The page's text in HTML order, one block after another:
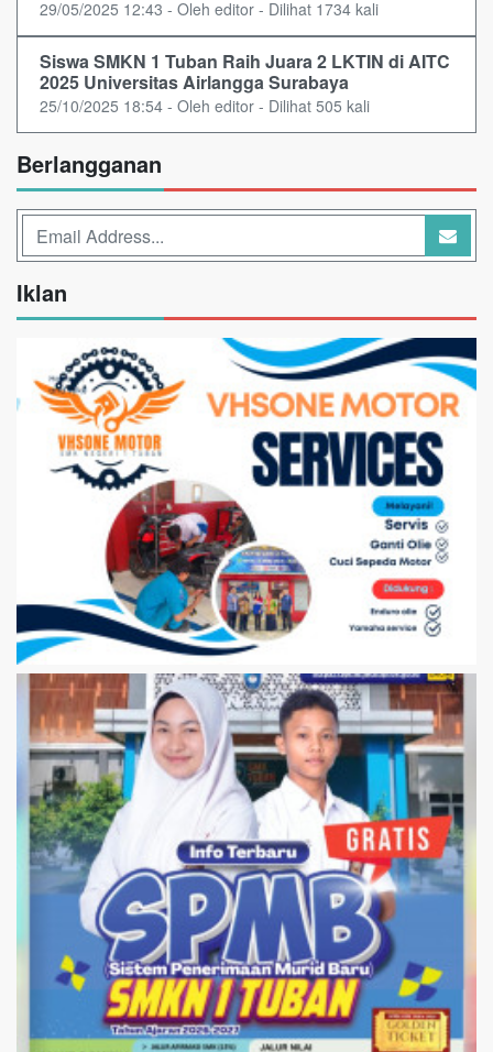
29/05/2025 12:43 - Oleh editor - Dilihat 1734 kali
Siswa SMKN 1 Tuban Raih Juara 2 LKTIN di AITC
2025 Universitas Airlangga Surabaya
25/10/2025 18:54 - Oleh editor - Dilihat 505 kali
Berlangganan
Iklan